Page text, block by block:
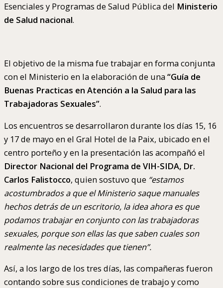
Esenciales y Programas de Salud Pública del Ministerio
de Salud nacional.
El objetivo de la misma fue trabajar en forma conjunta
con el Ministerio en la elaboración de una “Guía de
Buenas Practicas en Atención a la Salud para las
Trabajadoras Sexuales”.
Los encuentros se desarrollaron durante los días 15, 16
y 17 de mayo en el Gral Hotel de la Paix, ubicado en el
centro porteño y en la presentación las acompañó el
Director Nacional del Programa de VIH-SIDA, Dr.
Carlos Falistocco, quien sostuvo que “estamos
acostumbrados a que el Ministerio saque manuales
hechos detrás de un escritorio, la idea ahora es que
podamos trabajar en conjunto con las trabajadoras
sexuales, porque son ellas las que saben cuales son
realmente las necesidades que tienen”.
Así, a los largo de los tres días, las compañeras fueron
contando sobre sus condiciones de trabajo y como